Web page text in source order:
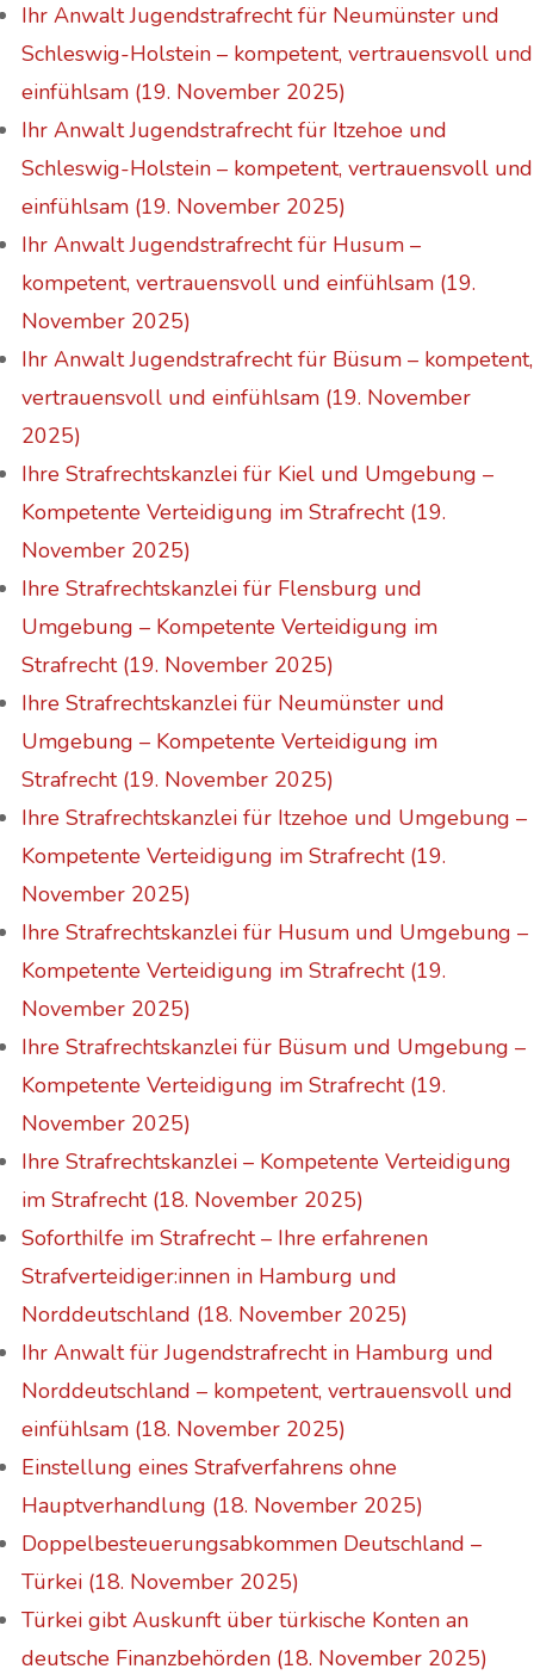
Ihr Anwalt Jugendstrafrecht für Neumünster und
Schleswig-Holstein – kompetent, vertrauensvoll und
einfühlsam (19. November 2025)
Ihr Anwalt Jugendstrafrecht für Itzehoe und
Schleswig-Holstein – kompetent, vertrauensvoll und
einfühlsam (19. November 2025)
Ihr Anwalt Jugendstrafrecht für Husum –
kompetent, vertrauensvoll und einfühlsam (19.
November 2025)
Ihr Anwalt Jugendstrafrecht für Büsum – kompetent,
vertrauensvoll und einfühlsam (19. November
2025)
Ihre Strafrechtskanzlei für Kiel und Umgebung –
Kompetente Verteidigung im Strafrecht (19.
November 2025)
Ihre Strafrechtskanzlei für Flensburg und
Umgebung – Kompetente Verteidigung im
Strafrecht (19. November 2025)
Ihre Strafrechtskanzlei für Neumünster und
Umgebung – Kompetente Verteidigung im
Strafrecht (19. November 2025)
Ihre Strafrechtskanzlei für Itzehoe und Umgebung –
Kompetente Verteidigung im Strafrecht (19.
November 2025)
Ihre Strafrechtskanzlei für Husum und Umgebung –
Kompetente Verteidigung im Strafrecht (19.
November 2025)
Ihre Strafrechtskanzlei für Büsum und Umgebung –
Kompetente Verteidigung im Strafrecht (19.
November 2025)
Ihre Strafrechtskanzlei – Kompetente Verteidigung
im Strafrecht (18. November 2025)
Soforthilfe im Strafrecht – Ihre erfahrenen
Strafverteidiger:innen in Hamburg und
Norddeutschland (18. November 2025)
Ihr Anwalt für Jugendstrafrecht in Hamburg und
Norddeutschland – kompetent, vertrauensvoll und
einfühlsam (18. November 2025)
Einstellung eines Strafverfahrens ohne
Hauptverhandlung (18. November 2025)
Doppelbesteuerungsabkommen Deutschland –
Türkei (18. November 2025)
Türkei gibt Auskunft über türkische Konten an
deutsche Finanzbehörden (18. November 2025)